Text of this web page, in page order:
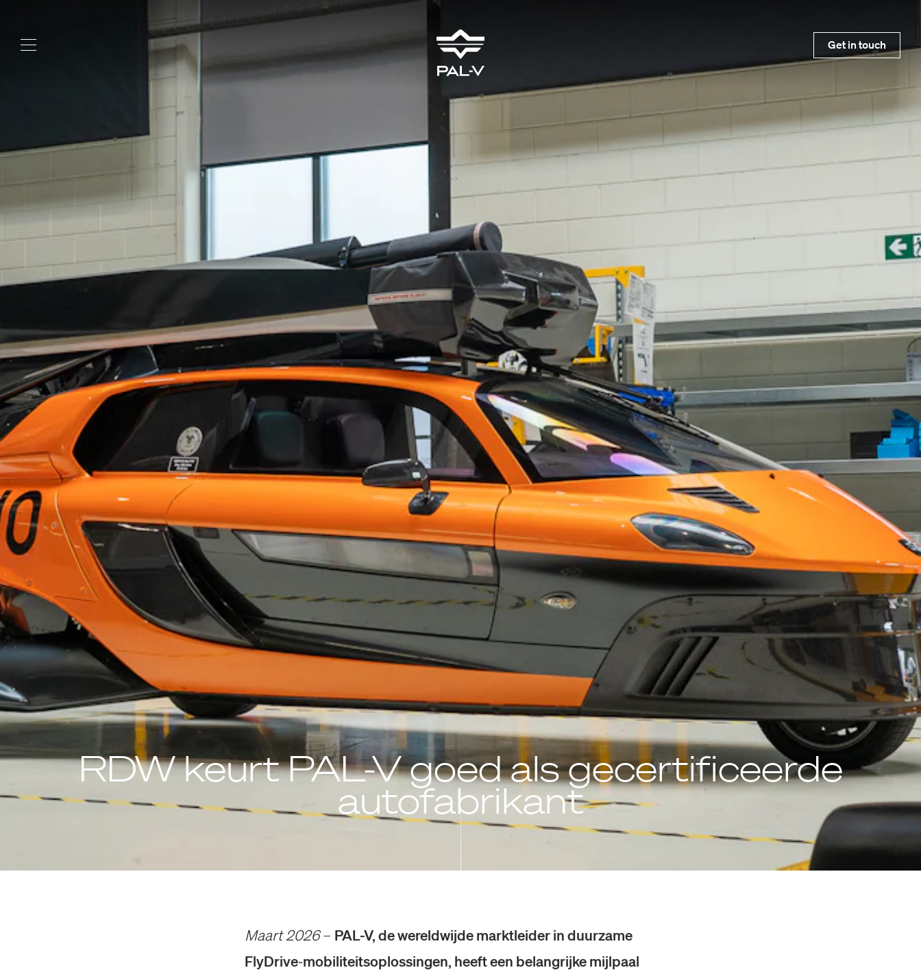
Get in touch
RDW keurt PAL-V goed als gecertificeerde
autofabrikant
Maart 2026– PAL-V, de wereldwijde marktleider in duurzame
FlyDrive‑mobiliteitsoplossingen, heeft een belangrijke mijlpaal